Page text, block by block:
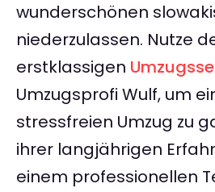
wunderschönen
niederzulassen. Nutze
erstklassigen
Umzugsprofi Wulf, um
stressfreien Umzug zu
ihrer langjährigen
einem professionellen